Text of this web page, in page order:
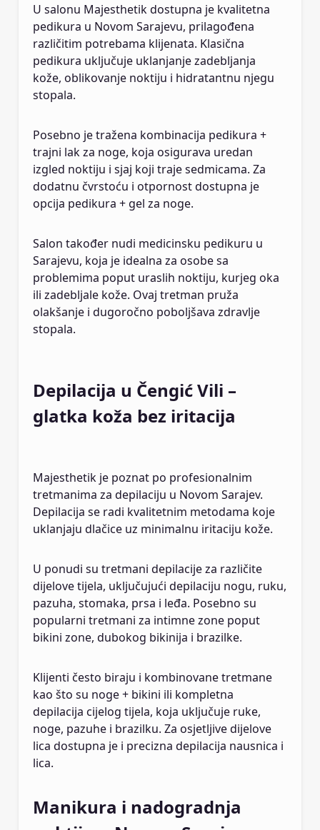
U salonu Majesthetik dostupna je kvalitetna
pedikura u Novom Sarajevu, prilagođena
različitim potrebama klijenata. Klasična
pedikura uključuje uklanjanje zadebljanja
kože, oblikovanje noktiju i hidratantnu njegu
stopala.
Posebno je tražena kombinacija pedikura +
trajni lak za noge, koja osigurava uredan
izgled noktiju i sjaj koji traje sedmicama. Za
dodatnu čvrstoću i otpornost dostupna je
opcija pedikura + gel za noge.
Salon također nudi medicinsku pedikuru u
Sarajevu, koja je idealna za osobe sa
problemima poput uraslih noktiju, kurjeg oka
ili zadebljale kože. Ovaj tretman pruža
olakšanje i dugoročno poboljšava zdravlje
stopala.
Depilacija u Čengić Vili –
glatka koža bez iritacija
Majesthetik je poznat po profesionalnim
tretmanima za depilaciju u Novom Sarajev.
Depilacija se radi kvalitetnim metodama koje
uklanjaju dlačice uz minimalnu iritaciju kože.
U ponudi su tretmani depilacije za različite
dijelove tijela, uključujući depilaciju nogu, ruku,
pazuha, stomaka, prsa i leđa. Posebno su
popularni tretmani za intimne zone poput
bikini zone, dubokog bikinija i brazilke.
Klijenti često biraju i kombinovane tretmane
kao što su noge + bikini ili kompletna
depilacija cijelog tijela, koja uključuje ruke,
noge, pazuhe i brazilku. Za osjetljive dijelove
lica dostupna je i precizna depilacija nausnica i
lica.
Manikura i nadogradnja